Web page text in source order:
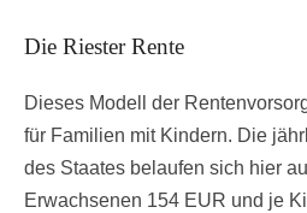
Die Riester Rente
Dieses Modell der
für Familien mit Kindern. Die
des Staates belaufen sich hier
Erwachsenen 154 EUR und je